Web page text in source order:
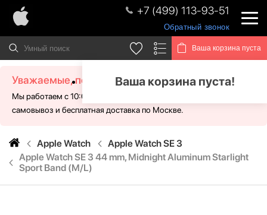
+7 (499) 113-93-51
Обратный звонок
Ваша корзина пуста
Ваша корзина пуста!
Уважаемые, посетители!
Мы работаем с 10:00 - 21:00 без выходных. Для Вас доступен
самовывоз и бесплатная доставка по Москве.
Apple Watch
Apple Watch SE 3
Apple Watch SE 3 44 mm, Midnight Aluminum Starlight
Sport Band (M/L)